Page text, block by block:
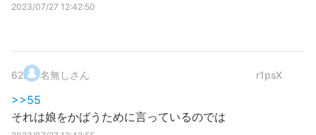
2023/07/27 12:42:50
62. 名無しさん r1psX
>>55
それは娘をかばうために言っているのでは